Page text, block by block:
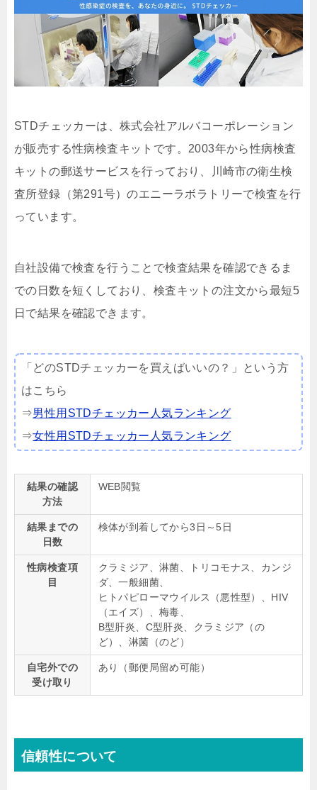
STDチェッカーは、株式会社アルバコーポレーション
が販売する性病検査キットです。2003年から性病検査
キットの郵送サービスを行っており、川崎市の衛生検
査所登録（第291号）のエニーラボラトリーで検査を行
っています。
自社設備で検査を行うことで検査結果を確認できるま
での日数を短くしており、検査キットの注文から最短5
日で結果を確認できます。
「どのSTDチェッカーを買えばいいの？」という方
はこちら
⇒男性用STDチェッカー人気ランキング
⇒女性用STDチェッカー人気ランキング
結果の確認
方法
WEB閲覧
結果までの
日数
検体が到着してから3日～5日
性病検査項
目
クラミジア、淋菌、トリコモナス、カンジ
ダ、一般細菌、
ヒトパピローマウイルス（悪性型）、HIV
（エイズ）、梅毒、
B型肝炎、C型肝炎、クラミジア（の
ど）、淋菌（のど）
自宅外での
受け取り
あり（郵便局留め可能）
信頼性について